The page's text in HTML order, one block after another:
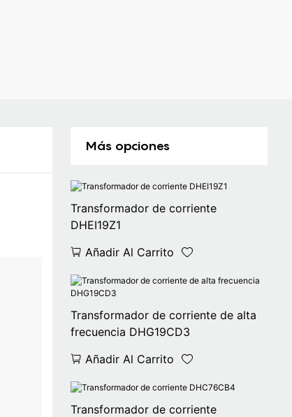
Más opciones
Transformador de corriente
DHEI19Z1
Añadir Al Carrito
Transformador de corriente de alta
frecuencia DHG19CD3
Añadir Al Carrito
Transformador de corriente